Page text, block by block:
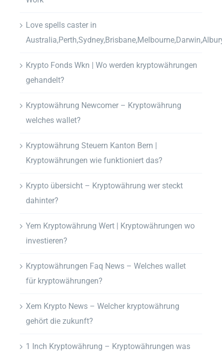
Love spells caster in
Krypto Fonds Wkn | Wo werden kryptowährungen
gehandelt?
Kryptowährung Newcomer – Kryptowährung
welches wallet?
Kryptowährung Steuern Kanton Bern |
Kryptowährungen wie funktioniert das?
Krypto übersicht – Kryptowährung wer steckt
dahinter?
Yem Kryptowährung Wert | Kryptowährungen wo
investieren?
Kryptowährungen Faq News – Welches wallet
für kryptowährungen?
Xem Krypto News – Welcher kryptowährung
gehört die zukunft?
1 Inch Kryptowährung – Kryptowährungen was